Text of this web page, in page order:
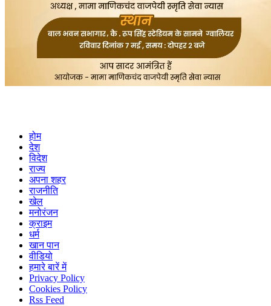
होम
देश
विदेश
राज्य
अपना शहर
राजनीति
खेल
मनोरंजन
क्राइम
धर्म
खान पान
वीडियो
हमारे बारें में
Privacy Policy
Cookies Policy
Rss Feed